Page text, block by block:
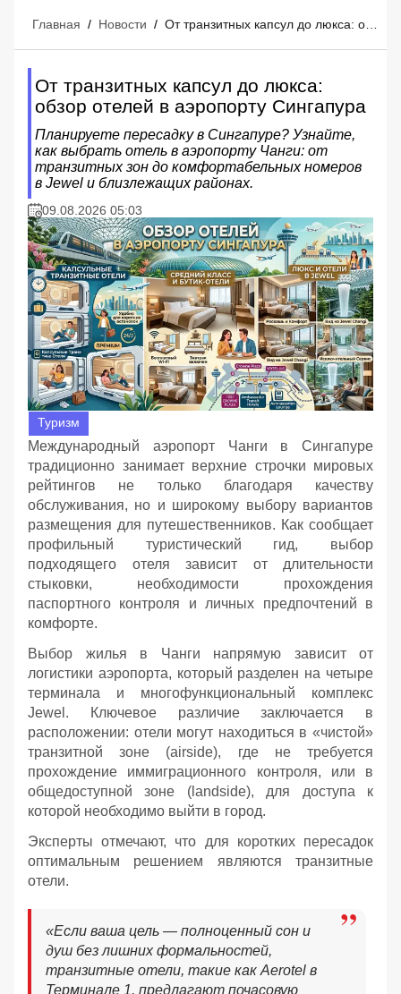
Главная / Новости / От транзитных капсул до люкса: обзор отелей в аэропорту Сингапура
От транзитных капсул до люкса:
обзор отелей в аэропорту Сингапура
Планируете пересадку в Сингапуре? Узнайте,
как выбрать отель в аэропорту Чанги: от
транзитных зон до комфортабельных номеров
в Jewel и близлежащих районах.
09.08.2026 05:03
Туризм
Международный аэропорт Чанги в Сингапуре
традиционно занимает верхние строчки мировых
рейтингов не только благодаря качеству
обслуживания, но и широкому выбору вариантов
размещения для путешественников. Как сообщает
профильный туристический гид, выбор
подходящего отеля зависит от длительности
стыковки, необходимости прохождения
паспортного контроля и личных предпочтений в
комфорте.
Выбор жилья в Чанги напрямую зависит от
логистики аэропорта, который разделен на четыре
терминала и многофункциональный комплекс
Jewel. Ключевое различие заключается в
расположении: отели могут находиться в «чистой»
транзитной зоне (airside), где не требуется
прохождение иммиграционного контроля, или в
общедоступной зоне (landside), для доступа к
которой необходимо выйти в город.
Эксперты отмечают, что для коротких пересадок
оптимальным решением являются транзитные
отели.
«Если ваша цель — полноценный сон и
душ без лишних формальностей,
транзитные отели, такие как Aerotel в
Терминале 1, предлагают почасовую